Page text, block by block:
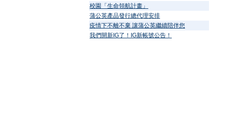
校園「生命領航計畫」
蒲公英產品發行總代理安排
疫情下不離不棄 讓蒲公英繼續陪伴您
我們開新IG了！IG新帳號公告！